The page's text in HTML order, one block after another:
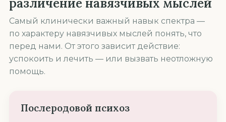
различение навязчивых мыслей
Самый клинически важный навык спектра —
по характеру навязчивых мыслей понять, что
перед нами. От этого зависит действие:
успокоить и лечить — или вызвать неотложную
помощь.
Послеродовой психоз